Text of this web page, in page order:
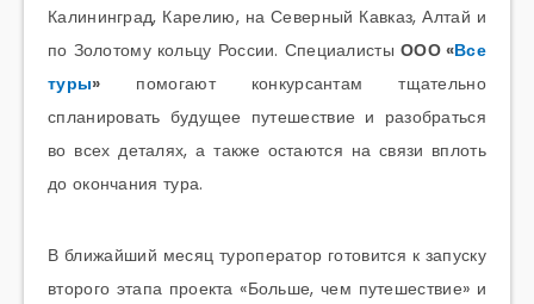
Калининград, Карелию, на Северный Кавказ, Алтай и
по Золотому кольцу России. Специалисты ООО «Все
туры» помогают конкурсантам тщательно
спланировать будущее путешествие и разобраться
во всех деталях, а также остаются на связи вплоть
до окончания тура.
В ближайший месяц туроператор готовится к запуску
второго этапа проекта «Больше, чем путешествие» и